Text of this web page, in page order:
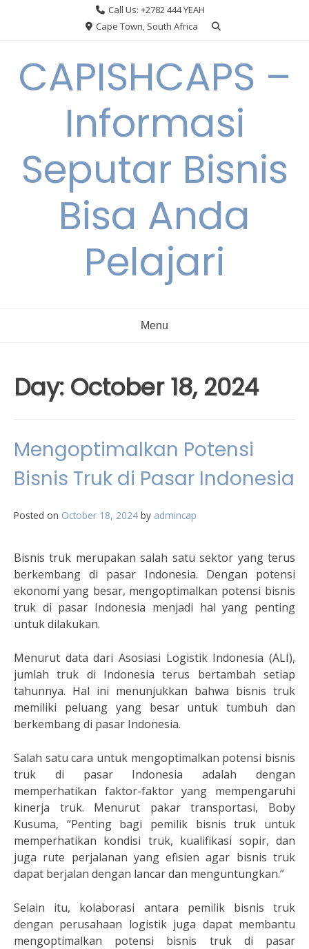
Call Us: +2782 444 YEAH
Cape Town, South Africa
CAPISHCAPS –
Informasi
Seputar Bisnis
Bisa Anda
Pelajari
Menu
Day: October 18, 2024
Mengoptimalkan Potensi
Bisnis Truk di Pasar Indonesia
Posted on October 18, 2024 by admincap
Bisnis truk merupakan salah satu sektor yang terus
berkembang di pasar Indonesia. Dengan potensi
ekonomi yang besar, mengoptimalkan potensi bisnis
truk di pasar Indonesia menjadi hal yang penting
untuk dilakukan.
Menurut data dari Asosiasi Logistik Indonesia (ALI),
jumlah truk di Indonesia terus bertambah setiap
tahunnya. Hal ini menunjukkan bahwa bisnis truk
memiliki peluang yang besar untuk tumbuh dan
berkembang di pasar Indonesia.
Salah satu cara untuk mengoptimalkan potensi bisnis
truk di pasar Indonesia adalah dengan
memperhatikan faktor-faktor yang mempengaruhi
kinerja truk. Menurut pakar transportasi, Boby
Kusuma, “Penting bagi pemilik bisnis truk untuk
memperhatikan kondisi truk, kualifikasi sopir, dan
juga rute perjalanan yang efisien agar bisnis truk
dapat berjalan dengan lancar dan menguntungkan.”
Selain itu, kolaborasi antara pemilik bisnis truk
dengan perusahaan logistik juga dapat membantu
mengoptimalkan potensi bisnis truk di pasar